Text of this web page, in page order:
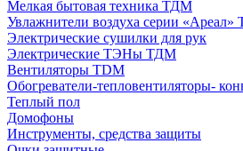
Мелкая бытовая техника ТДМ
Увлажнители воздуха серии «Ареал»
Электрические сушилки для рук
Электрические ТЭНы ТДМ
Вентиляторы TDM
Обогреватели-тепловентиляторы-
Теплый пол
Домофоны
Инструменты, средства защиты